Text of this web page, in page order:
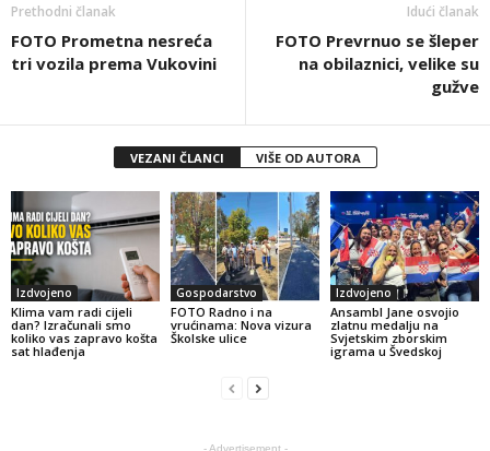
Prethodni članak
FOTO Prometna nesreća
tri vozila prema Vukovini
Idući članak
FOTO Prevrnuo se šleper
na obilaznici, velike su
gužve
VEZANI ČLANCI VIŠE OD AUTORA
Izdvojeno
Klima vam radi cijeli
dan? Izračunali smo
koliko vas zapravo košta
sat hlađenja
Gospodarstvo
FOTO Radno i na
vrućinama: Nova vizura
Školske ulice
Izdvojeno
Ansambl Jane osvojio
zlatnu medalju na
Svjetskim zborskim
igrama u Švedskoj